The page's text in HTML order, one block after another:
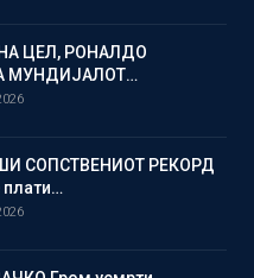
ЦЕЛ, РОНАЛДО
МУНДИЈАЛОТ…
СОПСТВЕНИОТ РЕКОРД